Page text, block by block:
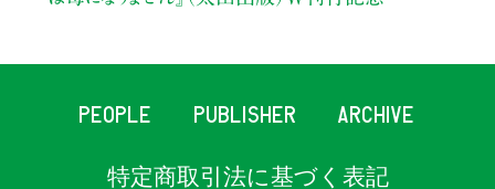
PEOPLE PUBLISHER ARCHIVE
特定商取引法に基づく表記